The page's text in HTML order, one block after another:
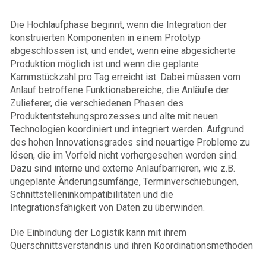
Die Hochlaufphase beginnt, wenn die Integration der
konstruierten Komponenten in einem Prototyp
abgeschlossen ist, und endet, wenn eine abgesicherte
Produktion möglich ist und wenn die geplante
Kammstückzahl pro Tag erreicht ist. Dabei müssen vom
Anlauf betroffene Funktions­bereiche, die Anläufe der
Zulieferer, die verschiedenen Phasen des
Produktentstehungsprozesses und alte mit neuen
Technologien koordiniert und integriert werden. Aufgrund
des hohen Innovationsgrades sind neuartige Probleme zu
lösen, die im Vorfeld nicht vorhergesehen worden sind.
Dazu sind interne und externe Anlaufbarrieren, wie z.B.
ungeplante Änderungsumfänge, Terminverschiebungen,
Schnittstelleninkompatibilitäten und die
Integrationsfähigkeit von Daten zu überwinden.
Die Einbindung der Logistik kann mit ihrem
Querschnittsverständnis und ihren Koordinations­methoden